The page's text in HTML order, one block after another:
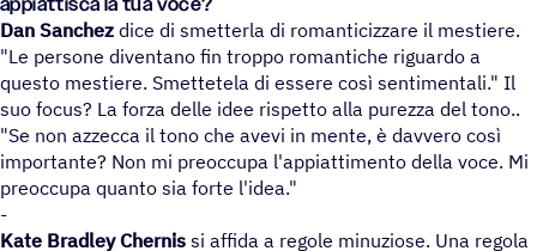
Dan Sanchez dice di smetterla di romanticizzare il mestiere.
"Le persone diventano fin troppo romantiche riguardo a
questo mestiere. Smettetela di essere così sentimentali." Il
suo focus? La forza delle idee rispetto alla purezza del tono..
"Se non azzecca il tono che avevi in mente, è davvero così
importante? Non mi preoccupa l'appiattimento della voce. Mi
preoccupa quanto sia forte l'idea."
-
Kate Bradley Chernis si affida a regole minuziose. Una regola